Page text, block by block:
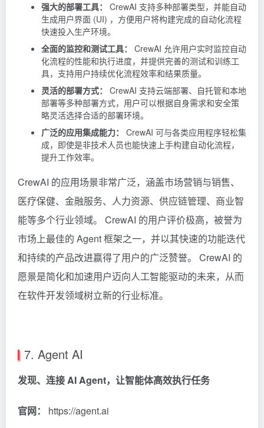
强大的部署工具：
CrewAI 支持多种部署类型，并能自动
生成用户界面 (UI) ，方便用户将构建完成的自动化流程
快速投入生产环境。
全面的监控和测试工具：
CrewAI 允许用户实时监控自动
化流程的性能和执行进度，并提供完善的测试和训练工
具，支持用户持续优化流程效率和结果质量。
灵活的部署方式：
CrewAI 支持云端部署、自托管和本地
部署等多种部署方式，用户可以根据自身需求和安全策
略灵活选择合适的部署环境。
广泛的应用集成能力：
CrewAI 可与各类应用程序轻松集
成，即使是非技术人员也能快速上手构建自动化流程，
提升工作效率。
CrewAI 的应用场景非常广泛，涵盖市场营销与销售、
医疗保健、金融服务、人力资源、供应链管理、商业智
能等多个行业领域。 CrewAI 的用户评价极高，被誉为
市场上最佳的 Agent 框架之一，并以其快速的功能迭代
和持续的产品改进赢得了用户的广泛赞誉。 CrewAI 的
愿景是简化和加速用户迈向人工智能驱动的未来，从而
在软件开发领域树立新的行业标准。
7. Agent AI
发现、连接 AI Agent，让智能体高效执行任务
官网： https://agent.ai